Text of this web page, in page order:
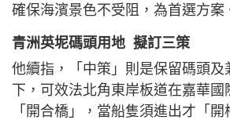
確保海濱景色不受阻，為首選方案
青洲英坭碼頭用地 擬訂三策
他續指，「中策」則是保留碼頭及
下，可效法北角東岸板道在嘉華國
「開合橋」，當船隻須進出才「